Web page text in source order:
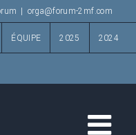
orga@forum-2mf.com
ÉQUIPE 2025 2024